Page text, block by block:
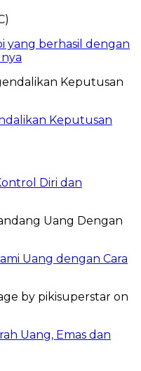
yang berhasil dengan
Keputusan
Diri dan
Uang dengan Cara
Uang, Emas dan